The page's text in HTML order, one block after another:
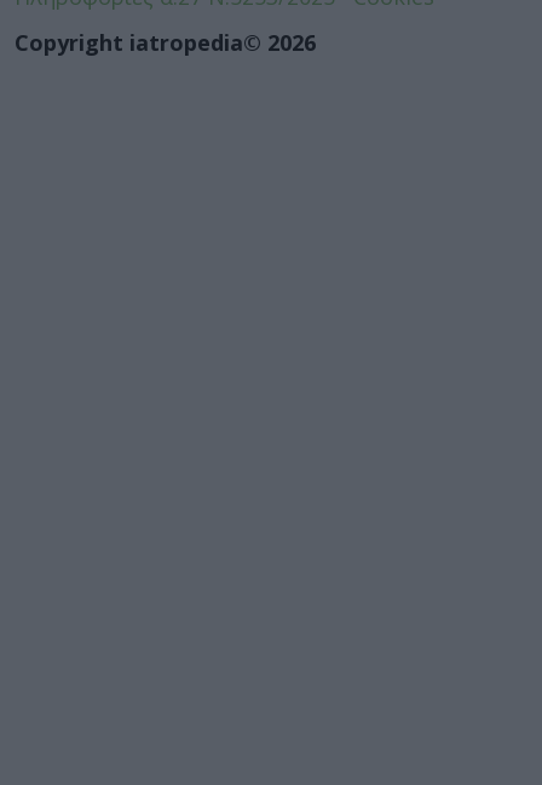
Copyright iatropedia© 2026